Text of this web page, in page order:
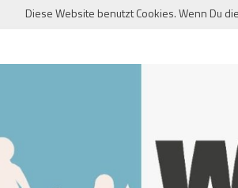
Diese Website benutzt Cookies. Wenn Du